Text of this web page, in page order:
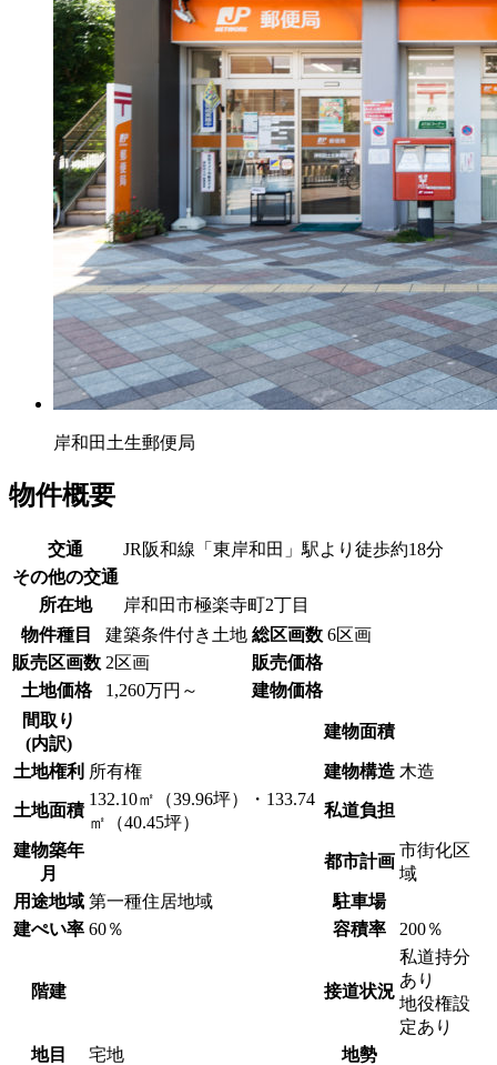
岸和田土生郵便局
物件概要
交通
JR阪和線「東岸和田」駅より徒歩約18分
その他の交通
所在地
岸和田市極楽寺町2丁目
物件種目
建築条件付き土地 総区画数 6区画
販売区画数 2区画
販売価格
土地価格
1,260万円～
建物価格
間取り
(内訳)
建物面積
土地権利 所有権 建物構造 木造
土地面積
132.10㎡（39.96坪）・133.74
㎡（40.45坪）
私道負担
建物築年
月
都市計画
市街化区
域
用途地域 第一種住居地域
駐車場
建ぺい率 60％ 容積率 200％
階建 接道状況
私道持分
あり
地役権設
定あり
地目
宅地
地勢